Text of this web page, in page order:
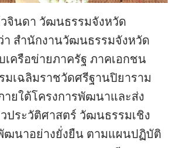
จินดา วัฒนธรรมจังหวัด
า สำนักงานวัฒนธรรมจังหวัด
ครือข่ายภาครัฐ ภาคเอกชน
เฉลิมราชวัดศรีฐานปิยาราม
ยใต้โครงการพัฒนาและส่ง
ประวัติศาสตร์ วัฒนธรรมเชิง
ฒนาอย่างยั่งยืน ตามแผนปฏิบัติ